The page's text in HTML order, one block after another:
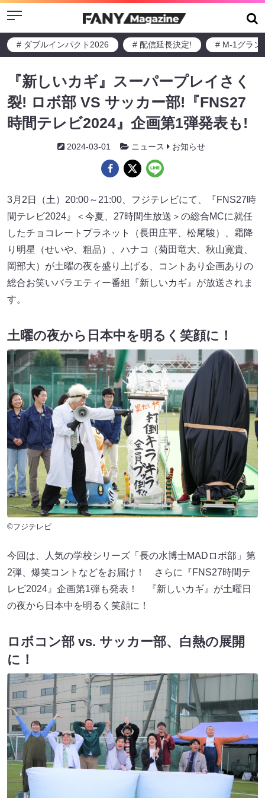
Menu
# ダブルインパクト2026 # 配信延長決定! # M-1グラン
『新しいカギ』スーパープレイさく
裂! ロボ部 VS サッカー部!『FNS27
時間テレビ2024』企画第1弾発表も!
2024-03-01 ニュース お知らせ
3月2日（土）20:00～21:00、フジテレビにて、『FNS27時
間テレビ2024』＜今夏、27時間生放送＞の総合MCに就任
したチョコレートプラネット（長田庄平、松尾駿）、霜降
り明星（せいや、粗品）、ハナコ（菊田竜大、秋山寛貴、
岡部大）が土曜の夜を盛り上げる、コントあり企画ありの
総合お笑いバラエティー番組『新しいカギ』が放送されま
す。
土曜の夜から日本中を明るく笑顔に！
©フジテレビ
今回は、人気の学校シリーズ「長の水博士MADロボ部」第
2弾、爆笑コントなどをお届け！ さらに『FNS27時間テ
レビ2024』企画第1弾も発表！ 『新しいカギ』が土曜日
の夜から日本中を明るく笑顔に！
ロボコン部 vs. サッカー部、白熱の展開
に！